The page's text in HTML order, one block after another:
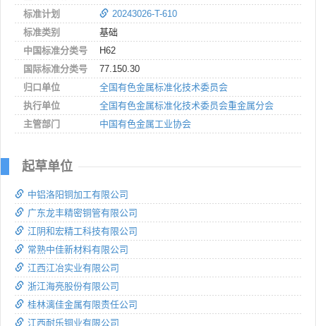
标准计划
20243026-T-610
标准类别
基础
中国标准分类号
H62
国际标准分类号
77.150.30
归口单位
全国有色金属标准化技术委员会
执行单位
全国有色金属标准化技术委员会重金属分会
主管部门
中国有色金属工业协会
起草单位
中铝洛阳铜加工有限公司
广东龙丰精密铜管有限公司
江阴和宏精工科技有限公司
常熟中佳新材料有限公司
江西江冶实业有限公司
浙江海亮股份有限公司
桂林漓佳金属有限责任公司
江西耐乐铜业有限公司